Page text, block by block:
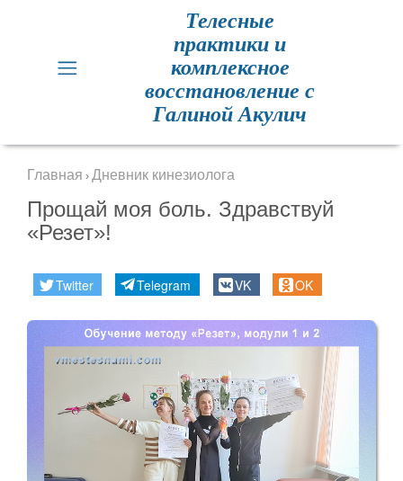
Практики
для
здоровья
Метод
Резет
отзывы
Расписание
Телесные
практики и
комплексное
восстановление с
Галиной Акулич
Главная › Дневник кинезиолога
Прощай моя боль. Здравствуй
«Резет»!
Twitter Telegram VK OK